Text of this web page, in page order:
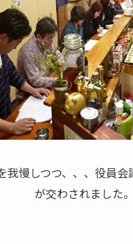
我慢しつつ、、、役員会
が交わされました。